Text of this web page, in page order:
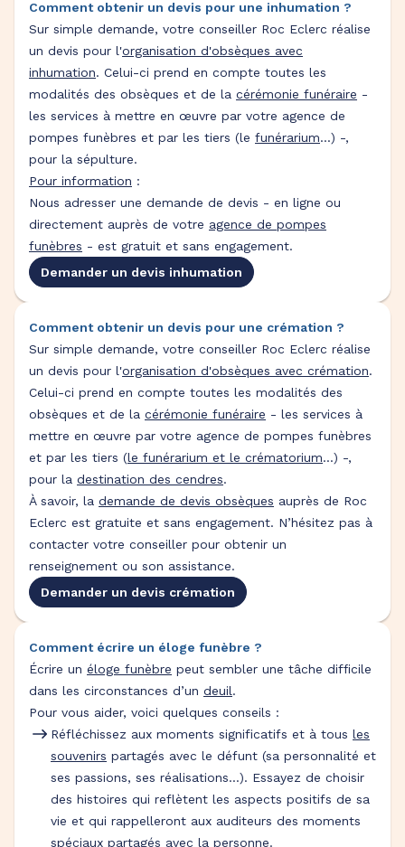
Comment obtenir un devis pour une inhumation ?
Sur simple demande, votre conseiller Roc Eclerc réalise
un devis pour l'organisation d'obsèques avec
inhumation. Celui-ci prend en compte toutes les
modalités des obsèques et de la cérémonie funéraire -
les services à mettre en œuvre par votre agence de
pompes funèbres et par les tiers (le funérarium...) -,
pour la sépulture.
Pour information :
Nous adresser une demande de devis - en ligne ou
directement auprès de votre agence de pompes
funèbres - est gratuit et sans engagement.
Demander un devis inhumation
Comment obtenir un devis pour une crémation ?
Sur simple demande, votre conseiller Roc Eclerc réalise
un devis pour l'organisation d'obsèques avec crémation.
Celui-ci prend en compte toutes les modalités des
obsèques et de la cérémonie funéraire - les services à
mettre en œuvre par votre agence de pompes funèbres
et par les tiers (le funérarium et le crématorium...) -,
pour la destination des cendres.
À savoir, la demande de devis obsèques auprès de Roc
Eclerc est gratuite et sans engagement. N’hésitez pas à
contacter votre conseiller pour obtenir un
renseignement ou son assistance.
Demander un devis crémation
Comment écrire un éloge funèbre ?
Écrire un éloge funèbre peut sembler une tâche difficile
dans les circonstances d’un deuil.
Pour vous aider, voici quelques conseils :
Réfléchissez aux moments significatifs et à tous les
souvenirs partagés avec le défunt (sa personnalité et
ses passions, ses réalisations…). Essayez de choisir
des histoires qui reflètent les aspects positifs de sa
vie et qui rappelleront aux auditeurs des moments
spéciaux partagés avec la personne.